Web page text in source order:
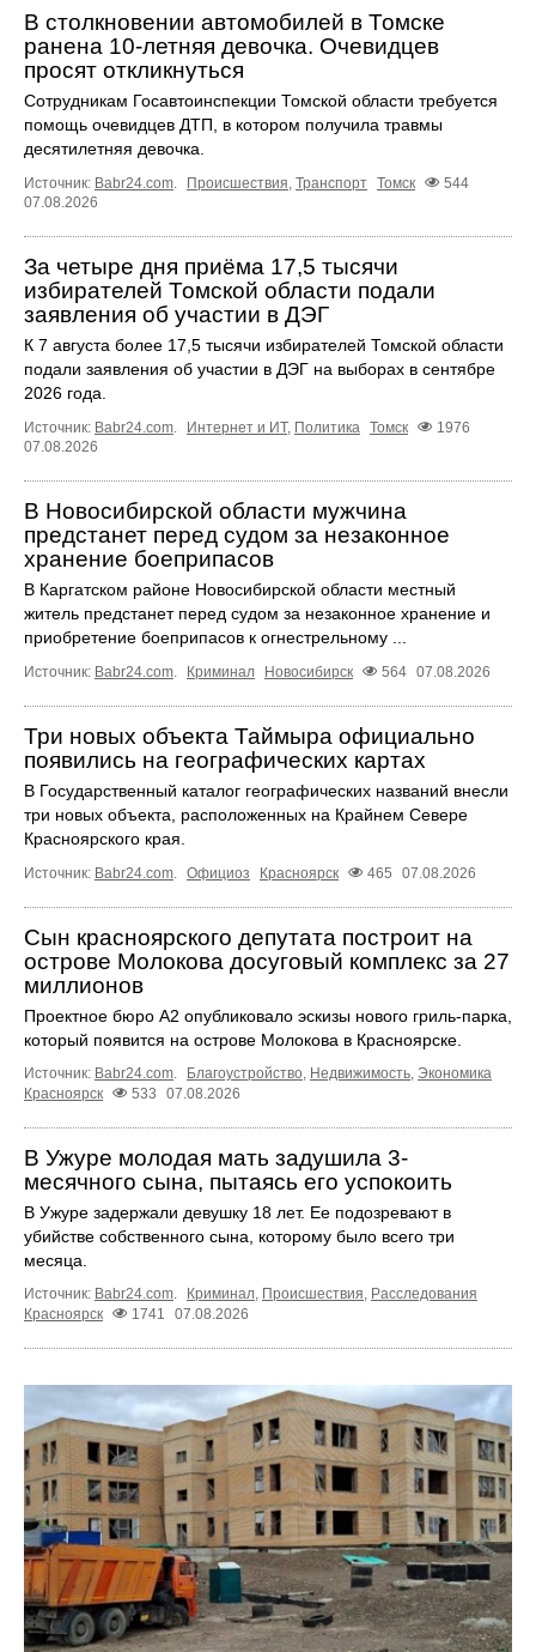
В столкновении автомобилей в Томске
ранена 10-летняя девочка. Очевидцев
просят откликнуться
Сотрудникам Госавтоинспекции Томской области требуется
помощь очевидцев ДТП, в котором получила травмы
десятилетняя девочка.
Источник: Babr24.com Происшествия Транспорт Томск
544
07.08.2026
За четыре дня приёма 17,5 тысячи
избирателей Томской области подали
заявления об участии в ДЭГ
К 7 августа более 17,5 тысячи избирателей Томской области
подали заявления об участии в ДЭГ на выборах в сентябре
2026 года.
Источник: Babr24.com. Интернет и ИТ, Политика Томск
1976
07.08.2026
В Новосибирской области мужчина
предстанет перед судом за незаконное
хранение боеприпасов
В Каргатском районе Новосибирской области местный
житель предстанет перед судом за незаконное хранение и
приобретение боеприпасов к огнестрельному ...
Источник: Babr24.com. Криминал Новосибирск 564 07.08.2026
Три новых объекта Таймыра официально
появились на географических картах
В Государственный каталог географических названий внесли
три новых объекта, расположенных на Крайнем Севере
Красноярского края.
Источник: Babr24.com. Официоз Красноярск 465 07.08.2026
Сын красноярского депутата построит на
острове Молокова досуговый комплекс за 27
миллионов
Проектное бюро А2 опубликовало эскизы нового гриль-парка,
который появится на острове Молокова в Красноярске.
Источник: Babr24.com. Благоустройство, Недвижимость, Экономика
Красноярск
533 07.08.2026
В Ужуре молодая мать задушила 3-
месячного сына, пытаясь его успокоить
В Ужуре задержали девушку 18 лет. Ее подозревают в
убийстве собственного сына, которому было всего три
месяца.
Источник: Babr24.com. Криминал, Происшествия, Расследования
Красноярск
1741 07.08.2026